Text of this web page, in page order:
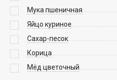
Мука пшеничная
Яйцо куриное
Сахар-песок
Корица
Мёд цветочный